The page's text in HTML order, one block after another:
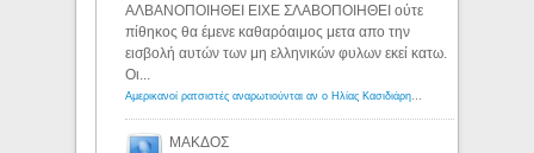
ΑΛΒΑΝΟΠΟΙΗΘΕΙ ΕΙΧΕ ΣΛΑΒΟΠΟΙΗΘΕΙ ούτε
πίθηκος θα έμενε καθαρόαιμος μετα απο την
εισβολή αυτών των μη ελληνικών φυλων εκεί κατω.
Οι...
Αμερικανοί ρατσιστές αναρωτιούνται αν ο Ηλίας Κασιδιάρης ανήκει στη λευκή φυλή... - Λόγιος Ερμής
ΜΑΚΔΟΣ